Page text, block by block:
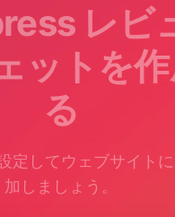
レビ
ットを
る
定してウェブサイト
加しましょう。